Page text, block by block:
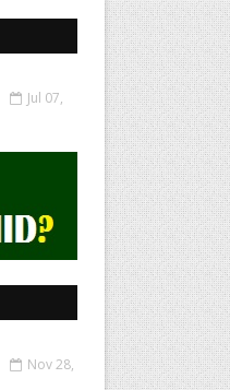
Jul 07,
Nov 28,